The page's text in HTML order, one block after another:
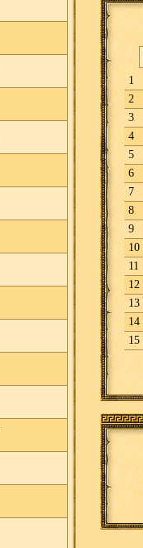
1
2
3
4
5
6
7
8
9
10
11
12
13
14
15